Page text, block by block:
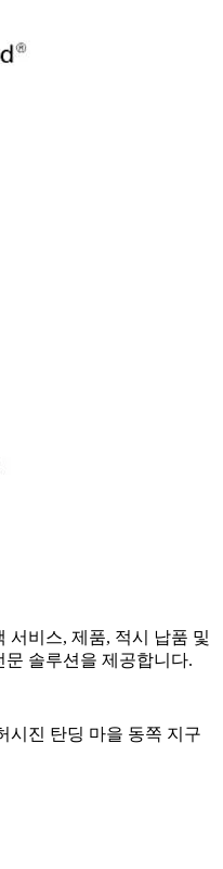
서비스, 제품, 적시 납품 및
솔루션을 제공합니다.
시진 탄딩 마을 동쪽 지구